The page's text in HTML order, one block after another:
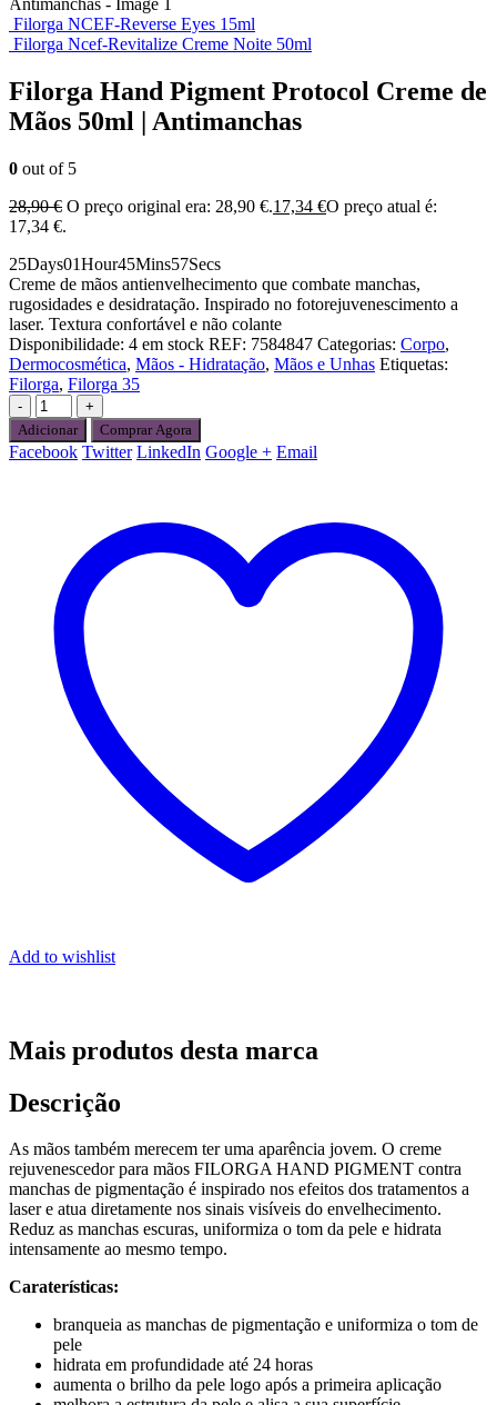
Filorga NCEF-Reverse Eyes 15ml
Filorga Ncef-Revitalize Creme Noite 50ml
Filorga Hand Pigment Protocol Creme de
Mãos 50ml | Antimanchas
0 out of 5
28,90€ O preço original era: 28,90 €.17,34 €O preço atual é:
17,34 €.
25Days01Hour45Mins57Secs
Creme de mãos antienvelhecimento que combate manchas,
rugosidades e desidratação. Inspirado no fotorejuvenescimento a
laser. Textura confortável e não colante
Disponibilidade: 4 em stock REF: 7584847 Categorias: Corpo,
Dermocosmética, Mãos - Hidratação, Mãos e Unhas Etiquetas:
Filorga, Filorga 35
-
+
Adicionar
Comprar Agora
Facebook Twitter LinkedIn Google + Email
Add to wishlist
Mais produtos desta marca
Descrição
As mãos também merecem ter uma aparência jovem. O creme
rejuvenescedor para mãos FILORGA HAND PIGMENT contra
manchas de pigmentação é inspirado nos efeitos dos tratamentos a
laser e atua diretamente nos sinais visíveis do envelhecimento.
Reduz as manchas escuras, uniformiza o tom da pele e hidrata
intensamente ao mesmo tempo.
Caraterísticas:
branqueia as manchas de pigmentação e uniformiza o tom de
pele
hidrata em profundidade até 24 horas
aumenta o brilho da pele logo após a primeira aplicação